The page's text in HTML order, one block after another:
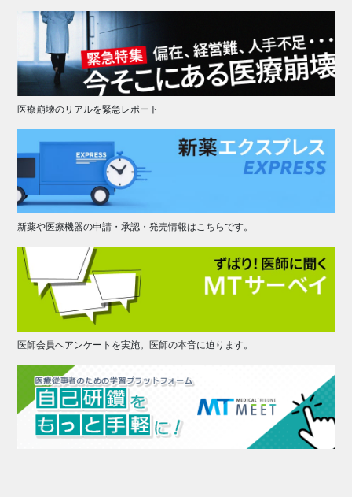
医療崩壊のリアルを緊急レポート
新薬や医療機器の申請・承認・発売情報はこちらです。
医師会員へアンケートを実施。医師の本音に迫ります。